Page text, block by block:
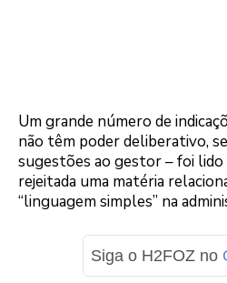
Um grande número de
não têm poder deliberativo,
sugestões ao gestor – foi lido
rejeitada uma matéria
“linguagem simples” na
Siga o H2FOZ no